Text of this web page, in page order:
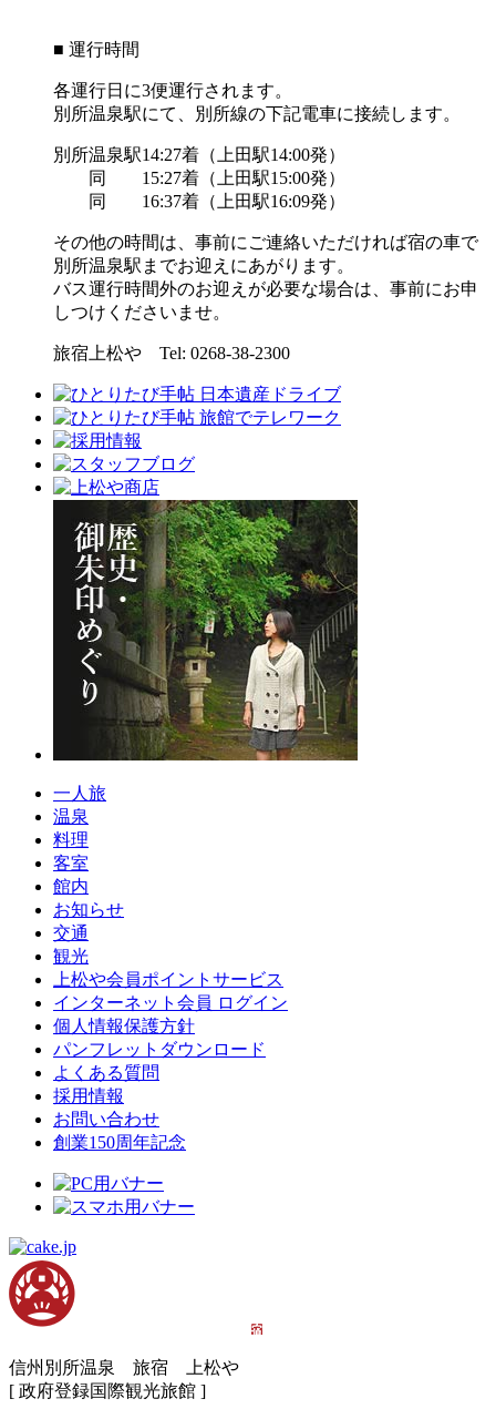
■ 運行時間
各運行日に3便運行されます。
別所温泉駅にて、別所線の下記電車に接続します。
別所温泉駅14:27着（上田駅14:00発）
同 15:27着（上田駅15:00発）
同 16:37着（上田駅16:09発）
その他の時間は、事前にご連絡いただければ宿の車で
別所温泉駅までお迎えにあがります。
バス運行時間外のお迎えが必要な場合は、事前にお申
しつけくださいませ。
旅宿上松や Tel: 0268-38-2300
一人旅
温泉
料理
客室
館内
お知らせ
交通
観光
上松や会員ポイントサービス
インターネット会員 ログイン
個人情報保護方針
パンフレットダウンロード
よくある質問
採用情報
お問い合わせ
創業150周年記念
信州別所温泉 旅宿 上松や
[ 政府登録国際観光旅館 ]